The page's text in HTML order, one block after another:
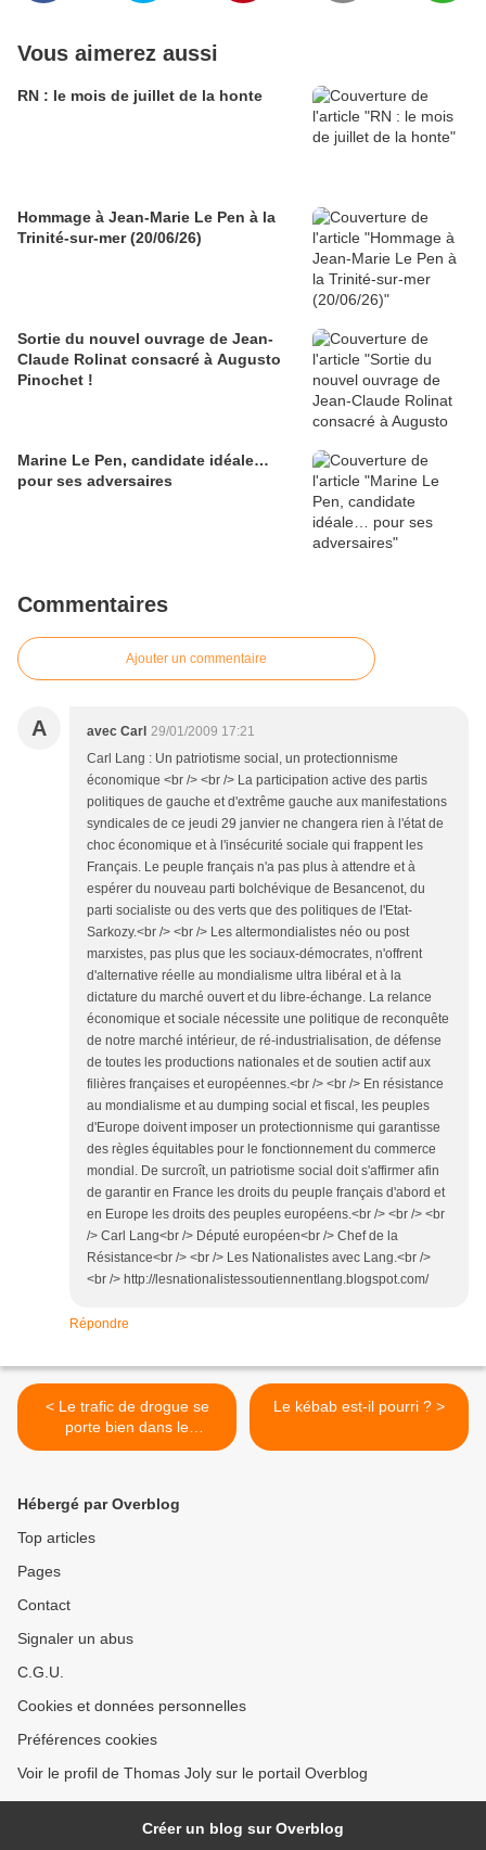
Vous aimerez aussi
RN : le mois de juillet de la honte
Hommage à Jean-Marie Le Pen à la
Trinité-sur-mer (20/06/26)
Sortie du nouvel ouvrage de Jean-
Claude Rolinat consacré à Augusto
Pinochet !
Marine Le Pen, candidate idéale…
pour ses adversaires
Commentaires
Ajouter un commentaire
A avec Carl 29/01/2009 17:21
Carl Lang : Un patriotisme social, un protectionnisme
économique <br /> <br /> La participation active des partis
politiques de gauche et d'extrême gauche aux manifestations
syndicales de ce jeudi 29 janvier ne changera rien à l'état de
choc économique et à l'insécurité sociale qui frappent les
Français. Le peuple français n'a pas plus à attendre et à
espérer du nouveau parti bolchévique de Besancenot, du
parti socialiste ou des verts que des politiques de l'Etat-
Sarkozy.<br /> <br /> Les altermondialistes néo ou post
marxistes, pas plus que les sociaux-démocrates, n'offrent
d'alternative réelle au mondialisme ultra libéral et à la
dictature du marché ouvert et du libre-échange. La relance
économique et sociale nécessite une politique de reconquête
de notre marché intérieur, de ré-industrialisation, de défense
de toutes les productions nationales et de soutien actif aux
filières françaises et européennes.<br /> <br /> En résistance
au mondialisme et au dumping social et fiscal, les peuples
d'Europe doivent imposer un protectionnisme qui garantisse
des règles équitables pour le fonctionnement du commerce
mondial. De surcroît, un patriotisme social doit s'affirmer afin
de garantir en France les droits du peuple français d'abord et
en Europe les droits des peuples européens.<br /> <br /> <br
/> Carl Lang<br /> Député européen<br /> Chef de la
Résistance<br /> <br /> Les Nationalistes avec Lang.<br />
<br /> http://lesnationalistessoutiennentlang.blogspot.com/
Répondre
< Le trafic de drogue se
porte bien dans le
Beauvaisis
Le kébab est-il pourri ? >
Hébergé par Overblog
Top articles
Pages
Contact
Signaler un abus
C.G.U.
Cookies et données personnelles
Préférences cookies
Voir le profil de Thomas Joly sur le portail Overblog
Créer un blog sur Overblog